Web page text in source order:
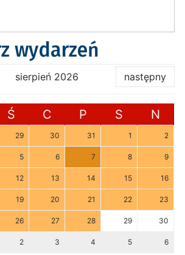
wydarzeń
sierpień 2026 następny
Ś C P S N
29 30 31 1 2
5 6 7 8 9
12 13 14 15 16
19 20 21 22 23
26 27 28 29 30
2 3 4 5 6